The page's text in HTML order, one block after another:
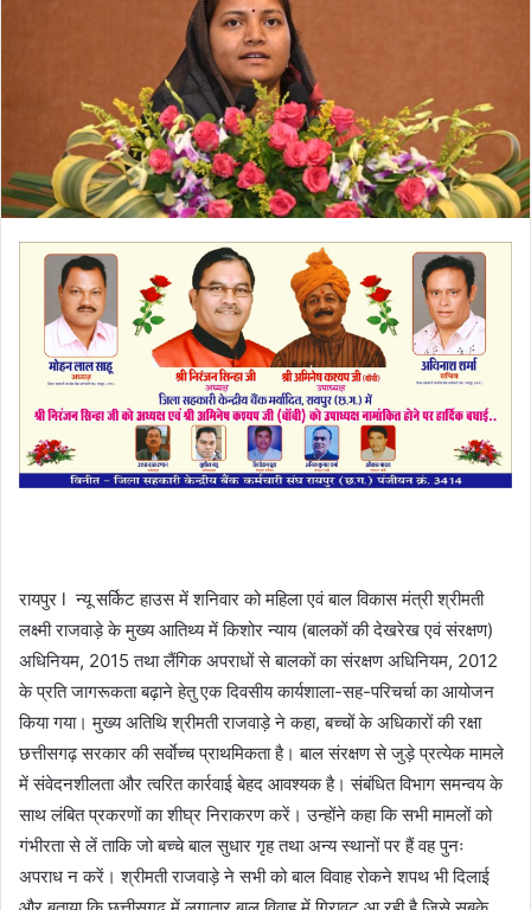
रायपुर l न्यू सर्किट हाउस में शनिवार को महिला एवं बाल विकास मंत्री श्रीमती
लक्ष्मी राजवाड़े के मुख्य आतिथ्य में किशोर न्याय (बालकों की देखरेख एवं संरक्षण)
अधिनियम, 2015 तथा लैंगिक अपराधों से बालकों का संरक्षण अधिनियम, 2012
के प्रति जागरूकता बढ़ाने हेतु एक दिवसीय कार्यशाला-सह-परिचर्चा का आयोजन
किया गया। मुख्य अतिथि श्रीमती राजवाड़े ने कहा, बच्चों के अधिकारों की रक्षा
छत्तीसगढ़ सरकार की सर्वाेच्च प्राथमिकता है। बाल संरक्षण से जुड़े प्रत्येक मामले
में संवेदनशीलता और त्वरित कार्रवाई बेहद आवश्यक है। संबंधित विभाग समन्वय के
साथ लंबित प्रकरणों का शीघ्र निराकरण करें। उन्होंने कहा कि सभी मामलों को
गंभीरता से लें ताकि जो बच्चे बाल सुधार गृह तथा अन्य स्थानों पर हैं वह पुनः
अपराध न करें। श्रीमती राजवाड़े ने सभी को बाल विवाह रोकने शपथ भी दिलाई